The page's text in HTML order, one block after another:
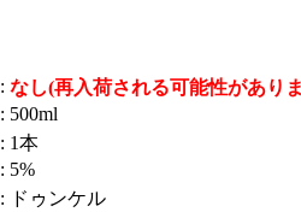
: なし(再入荷される可能性があり
: 500ml
: 1本
: 5%
: ドゥンケル